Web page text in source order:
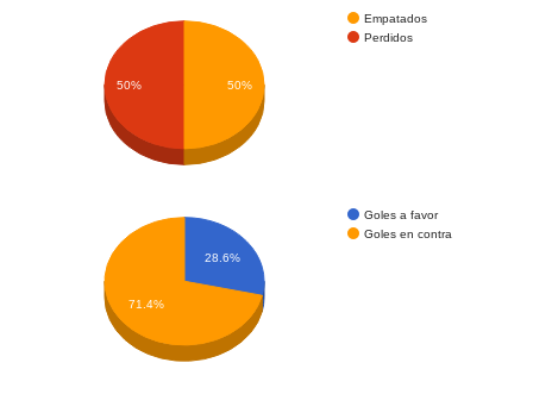
Empatados
Perdidos
50% 50%
Goles a favor
Goles en contra
28.6%
71.4%